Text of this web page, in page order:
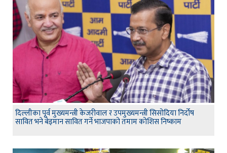
दिल्लीका पूर्व मुख्यमन्त्री केजरीवाल र उपमुख्यमन्त्री सिसोदिया निर्दोष
सावित भने बेइमान सावित गर्ने भाजपाको तमाम कोशिस निष्काम